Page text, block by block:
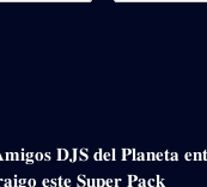
𝐃𝐉𝐒 𝐝𝐞𝐥 𝐏𝐥𝐚𝐧𝐞𝐭𝐚
𝐞𝐬𝐭𝐞 𝐒𝐮𝐩𝐞𝐫 𝐏𝐚𝐜𝐤